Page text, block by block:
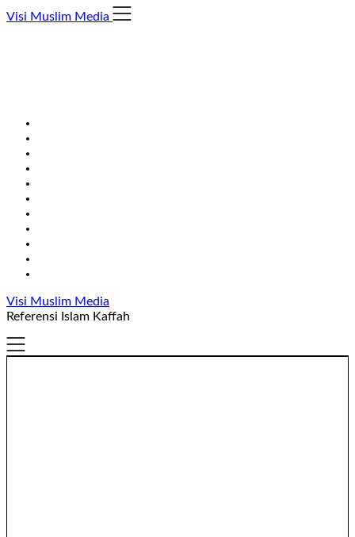
Skip
Visi Muslim Media
Visi Muslim Media
Referensi Islam Kaffah